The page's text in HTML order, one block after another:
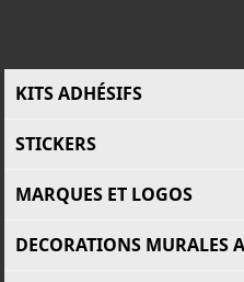
KITS ADHÉSIFS
STICKERS
MARQUES ET LOGOS
DECORATIONS MURALES